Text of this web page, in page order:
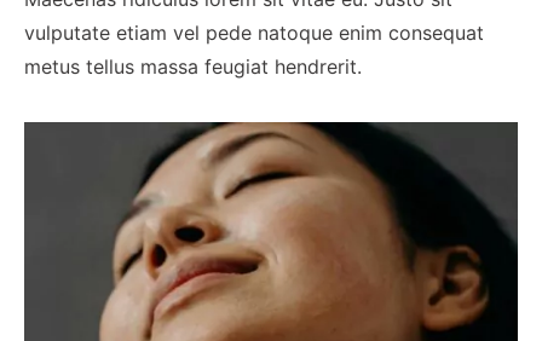
vulputate etiam vel pede natoque enim consequat
metus tellus massa feugiat hendrerit.